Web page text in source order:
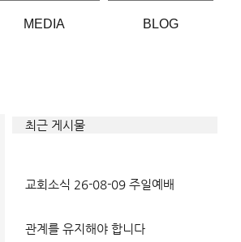
MEDIA BLOG
최근 게시물
교회소식 26-08-09 주일예배
관계를 유지해야 합니다